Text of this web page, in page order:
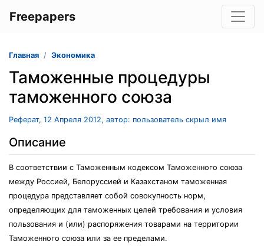
Freepapers
Главная Экономика
Таможенные процедуры
таможенного союза
Реферат, 12 Апреля 2012, автор: пользователь скрыл имя
Описание
В соответствии с Таможенным кодексом Таможенного союза
между Россией, Белоруссией и Казахстаном таможенная
процедура представляет собой совокупность норм,
определяющих для таможенных целей требования и условия
пользования и (или) распоряжения товарами на территории
Таможенного союза или за ее пределами.